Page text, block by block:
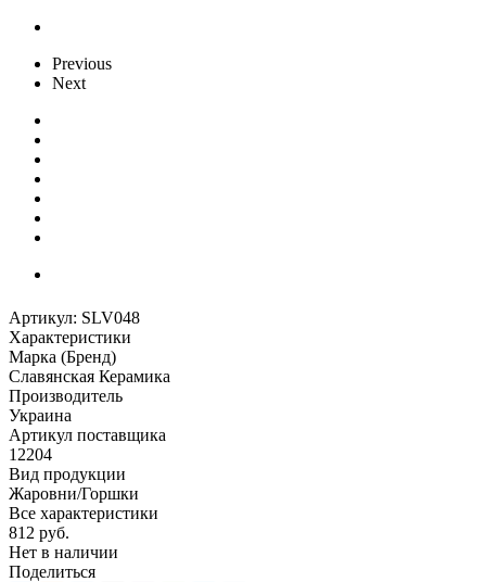
Previous
Next
Артикул: SLV048
Характеристики
Марка (Бренд)
Славянская Керамика
Производитель
Украина
Артикул поставщика
12204
Вид продукции
Жаровни/Горшки
Все характеристики
812 руб.
Нет в наличии
Поделиться